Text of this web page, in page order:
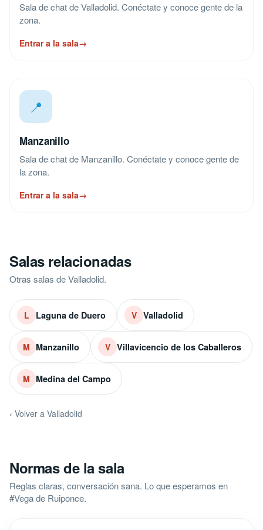
Sala de chat de Valladolid. Conéctate y conoce gente de la
zona.
Entrar a la sala→
📍
Manzanillo
Sala de chat de Manzanillo. Conéctate y conoce gente de
la zona.
Entrar a la sala→
Salas relacionadas
Otras salas de Valladolid.
L Laguna de Duero V Valladolid
M Manzanillo V Villavicencio de los Caballeros
M Medina del Campo
‹ Volver a Valladolid
Normas de la sala
Reglas claras, conversación sana. Lo que esperamos en
#Vega de Ruiponce.